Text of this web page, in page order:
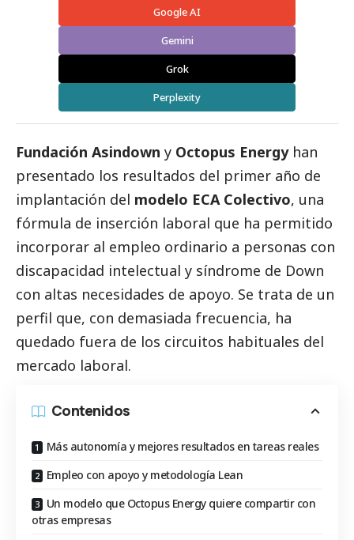
Google AI
Gemini
Grok
Perplexity
Fundación Asindown y Octopus Energyhan
presentado los resultados del primer año de
implantación del modelo ECA Colectivo, una
fórmula de inserción laboral que ha permitido
incorporar al empleo ordinario a personas con
discapacidad intelectual y síndrome de Down
con altas necesidades de apoyo. Se trata de un
perfil que, con demasiada frecuencia, ha
quedado fuera de los circuitos habituales del
mercado laboral.
Contenidos
Más autonomía y mejores resultados en tareas reales
Empleo con apoyo y metodología Lean
Un modelo que Octopus Energy quiere compartir con
otras empresas